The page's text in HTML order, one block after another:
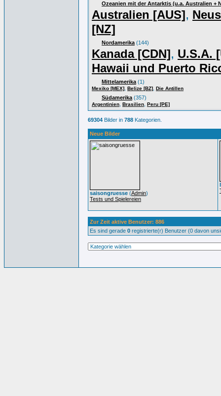
Ozeanien mit der Antarktis (u.a. Australien +
Australien [AUS],
[NZ]
Nordamerika (144)
Kanada [CDN], U.S.A.
Hawaii und Puerto
Mittelamerika (1)
Mexiko [MEX] Belize [BZ] Die Antillen
Südamerika (357)
Argentinien Brasilien Peru [PE]
69304 Bilder in 788 Kategorien.
Neue Bilder
saisongruesse (Admin)
Tests und Spielereien
Zur Zeit aktive Benutzer: 886
Es sind gerade 0 registrierte(r) Benutzer (0 davon